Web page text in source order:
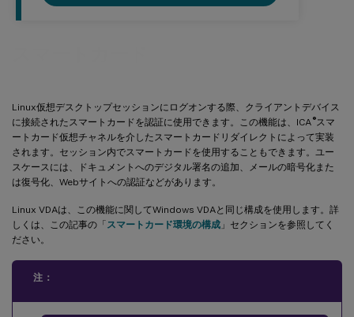
Linux仮想デスクトップセッションにログオンする際、クライアントデバイス
に接続されたスマートカードを認証に使用できます。この機能は、ICA ®スマ
ートカード仮想チャネルを介したスマートカードリダイレクトによって実装
されます。セッション内でスマートカードを使用することもできます。ユー
スケースには、ドキュメントへのデジタル署名の追加、メールの暗号化また
は復号化、Webサイトへの認証などがあります。
Linux VDAは、この機能に関してWindows VDAと同じ構成を使用します。詳
しくは、この記事の「 スマートカード環境の構成 」セクションを参照してく
ださい。
注：